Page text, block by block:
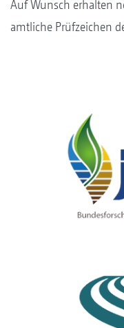
Auf Wunsch erhalten
amtliche Prüfzeichen